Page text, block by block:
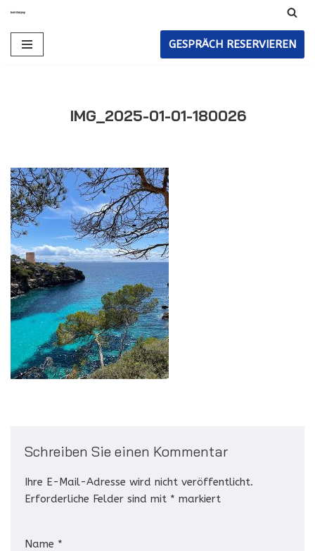
Zum
Inhalt
GESPRÄCH RESERVIEREN
IMG_2025-01-01-180026
Schreiben Sie einen Kommentar
Ihre E-Mail-Adresse wird nicht veröffentlicht.
Erforderliche Felder sind mit * markiert
Name *